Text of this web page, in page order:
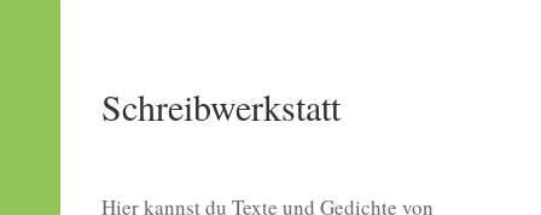
Schreibwerkstatt
Hier kannst du Texte und Gedichte von